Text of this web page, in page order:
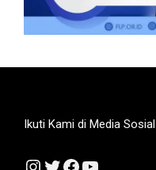
Ikuti Kami di Media Sosial